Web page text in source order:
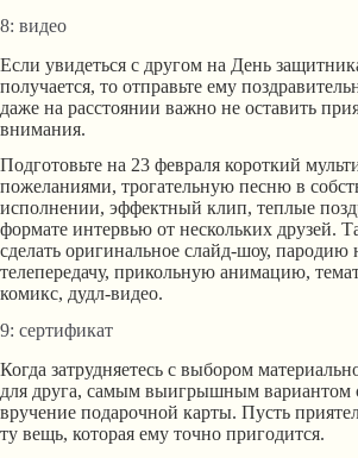
8: видео
Если увидеться с другом на День
получается, то отправьте ему
даже на расстоянии важно не оставить
внимания.
Подготовьте на 23 февраля короткий
пожеланиями, трогательную песню в
исполнении, эффектный клип, теплые
формате интервью от нескольких друзей.
сделать оригинальное слайд-шоу, пародию
телепередачу, прикольную анимацию,
комикс, дудл-видео.
9: сертификат
Когда затрудняетесь с выбором
для друга, самым выигрышным вариантом
вручение подарочной карты. Пусть
ту вещь, которая ему точно пригодится.